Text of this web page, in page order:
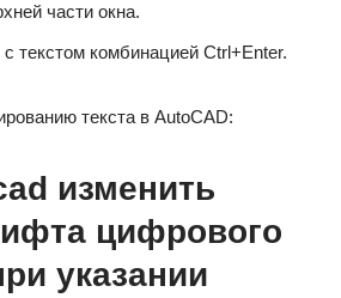
части окна.
текстом комбинацией Ctrl+Enter.
текста в AutoCAD:
изменить
цифрового
указании